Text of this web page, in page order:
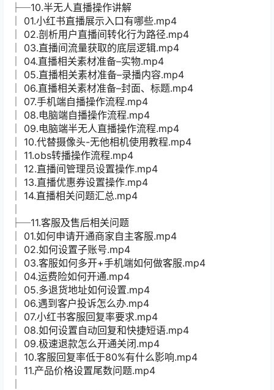
├─10.半无人直播操作讲解
│ 01.小红书直播展示入口有哪些.mp4
│ 02.剖析用户直播间转化行为路径.mp4
│ 03.直播间流量获取的底层逻辑.mp4
│ 04.直播相关素材准备–实物.mp4
│ 05.直播相关素材准备–录播内容.mp4
│ 06.直播相关素材准备–封面、标题.mp4
│ 07.手机端自播操作流程.mp4
│ 08.电脑端自播操作流程.mp4
│ 09.电脑端半无人直播操作流程.mp4
│ 10.代替摄像头-无他相机使用教程.mp4
│ 11.obs转播操作流程.mp4
│ 12.直播间管理员设置操作.mp4
│ 13.直播优惠券设置操作.mp4
│ 14.直播相关问题汇总.mp4
├─11.客服及售后相关问题
│ 01.如何申请开通商家自主客服.mp4
│ 02.如何设置子账号.mp4
│ 03.客服如何多开+手机端如何做客服.mp4
│ 04.运费险如何开通.mp4
│ 05.多退货地址如何设置.mp4
│ 06.遇到客户投诉怎么办.mp4
│ 07.小红书客服回复率要求.mp4
│ 08.如何设置自动回复和快捷短语.mp4
│ 09.极速退款怎么开通关闭.mp4
│ 10.客服回复率低于80%有什么影响.mp4
│ 11.产品价格设置尾数问题.mp4